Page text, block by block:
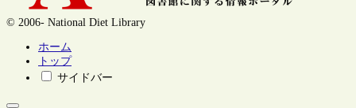
© 2006- National Diet Library
ホーム
トップ
サイドバー